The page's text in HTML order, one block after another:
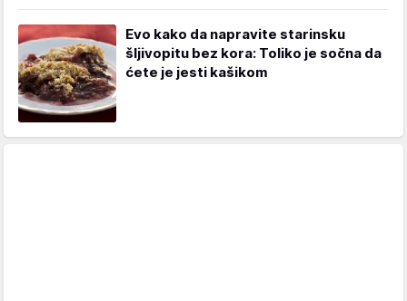
Evo kako da napravite starinsku
šljivopitu bez kora: Toliko je sočna da
ćete je jesti kašikom